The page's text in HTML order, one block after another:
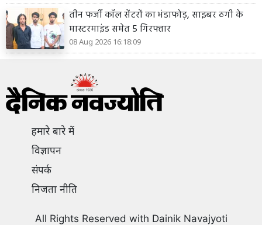
तीन फर्जी कॉल सेंटरों का भंडाफोड़, साइबर ठगी के
मास्टरमाइंड समेत 5 गिरफ्तार
08 Aug 2026 16:18:09
हमारे बारे में
विज्ञापन
संपर्क
निजता नीति
All Rights Reserved with Dainik Navajyoti